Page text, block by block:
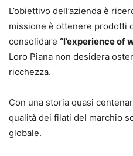
L’obiettivo dell’azienda è
missione è ottenere prodotti
consolidare “l’experience of
Loro Piana non desidera
ricchezza.
Con una storia quasi
qualità dei filati del marchio
globale.